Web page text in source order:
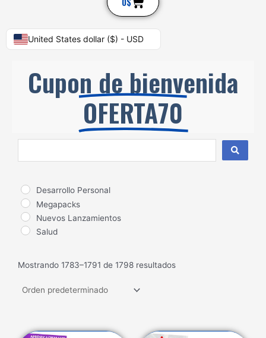
United States dollar ($) - USD
Cupon de bienvenida
OFERTA70
Desarrollo Personal
Megapacks
Nuevos Lanzamientos
Salud
Mostrando 1783–1791 de 1798 resultados